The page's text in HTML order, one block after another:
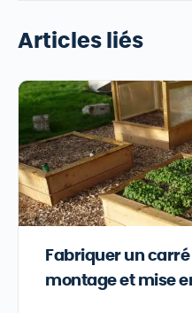
Articles liés
Fabriquer un
montage et mise